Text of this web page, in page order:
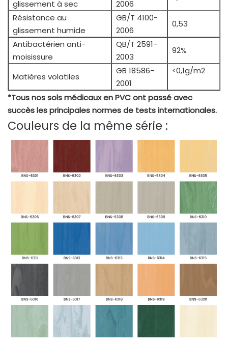
glissement à sec 2006
Résistance au
glissement humide
GB/T 4100-
2006
0,53
Antibactérien anti-
moisissure
QB/T 2591-
2003
92%
Matières volatiles
GB 18586-
2001
<0,1g/m2
*Tous nos sols médicaux en PVC ont passé avec
succès les principales normes de tests internationales.
Couleurs de la même série :